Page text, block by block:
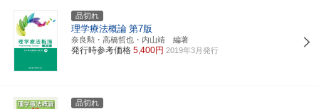
品切れ
理学療法概論 第7版
奈良勲・高橋哲也・内山靖 編著
発行時参考価格 5,400円 2019年3月発行
品切れ